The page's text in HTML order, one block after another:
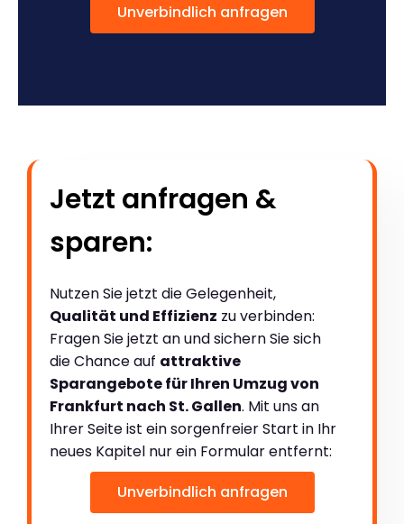
Unverbindlich anfragen
Jetzt anfragen &
sparen:
Nutzen Sie jetzt die Gelegenheit,
Qualität und Effizienz zu verbinden:
Fragen Sie jetzt an und sichern Sie sich
die Chance auf attraktive
Sparangebote für Ihren Umzug von
Frankfurt nach St. Gallen. Mit uns an
Ihrer Seite ist ein sorgenfreier Start in Ihr
neues Kapitel nur ein Formular entfernt:
Unverbindlich anfragen